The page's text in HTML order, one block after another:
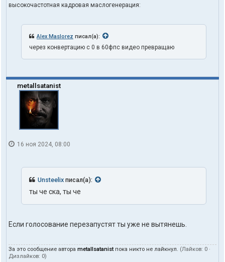
высокочастотная кадровая маслогенерация:
Alex Maslorez писал(а):
через конвертацию с 0 в 60фпс видео превращаю
metallsatanist
16 ноя 2024, 08:00
Unsteelix писал(а):
ты че ска, ты че
Если голосование перезапустят ты уже не вытянешь.
За это сообщение автора metallsatanistпока никто не лайкнул. (Лайков: 0 ·
Дизлайков: 0)